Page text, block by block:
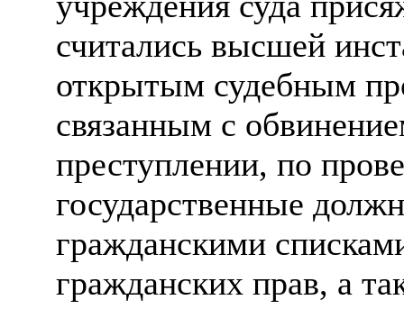
считались высшей
открытым судебным
связанным с
преступлении, по
государственные
гражданскими
гражданских прав, а